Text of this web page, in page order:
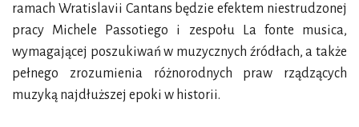
ramach Wratislavii Cantans będzie efektem niestrudzonej
pracy Michele Passotiego i zespołu La fonte musica,
wymagającej poszukiwań w muzycznych źródłach, a także
pełnego zrozumienia różnorodnych praw rządzących
muzyką najdłuższej epoki w historii.